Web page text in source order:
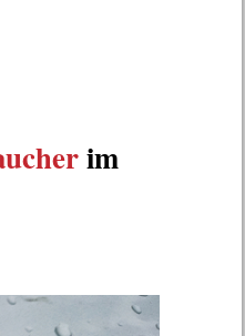
im